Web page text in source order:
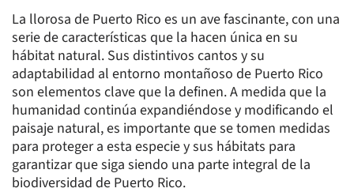
La llorosa de Puerto Rico es un ave fascinante, con una
serie de características que la hacen única en su
hábitat natural. Sus distintivos cantos y su
adaptabilidad al entorno montañoso de Puerto Rico
son elementos clave que la definen. A medida que la
humanidad continúa expandiéndose y modificando el
paisaje natural, es importante que se tomen medidas
para proteger a esta especie y sus hábitats para
garantizar que siga siendo una parte integral de la
biodiversidad de Puerto Rico.